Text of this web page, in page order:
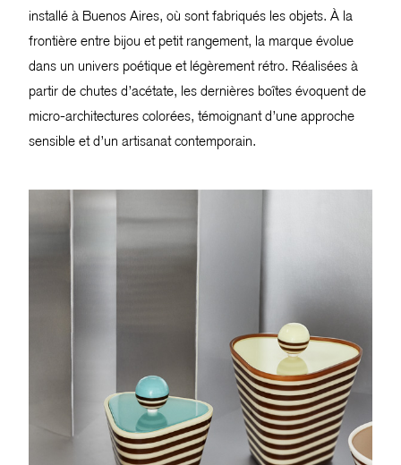
installé à Buenos Aires, où sont fabriqués les objets. À la
frontière entre bijou et petit rangement, la marque évolue
dans un univers poétique et légèrement rétro. Réalisées à
partir de chutes d’acétate, les dernières boîtes évoquent de
micro-architectures colorées, témoignant d’une approche
sensible et d’un artisanat contemporain.